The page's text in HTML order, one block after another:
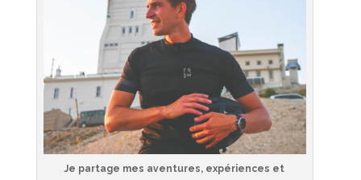
Je partage mes aventures, expériences et